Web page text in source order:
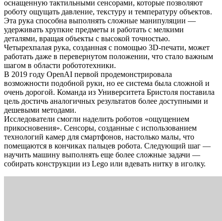
оснащенную тактильными сенсорами, которые позволяют
роботу ощущать давление, текстуру и температуру объектов.
Эта рука способна выполнять сложные манипуляции —
удерживать хрупкие предметы и работать с мелкими
деталями, вращая объекты с высокой точностью.
Четырехпалая рука, созданная с помощью 3D-печати, может
работать даже в перевернутом положении, что стало важным
шагом в области робототехники.
В 2019 году OpenAI первой продемонстрировала
возможности подобной руки, но ее система была сложной и
очень дорогой. Команда из Университета Бристоля поставила
цель достичь аналогичных результатов более доступными и
дешевыми методами.
Исследователи смогли наделить роботов «ощущением
прикосновения». Сенсоры, созданные с использованием
технологий камер для смартфонов, настолько малы, что
помещаются в кончиках пальцев робота. Следующий шаг —
научить машину выполнять еще более сложные задачи —
собирать конструкции из Lego или вдевать нитку в иголку.